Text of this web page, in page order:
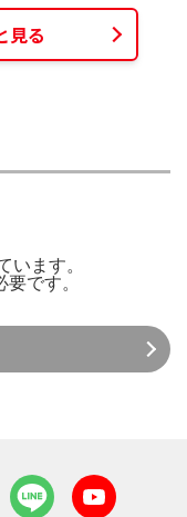
見る
います。
要です。